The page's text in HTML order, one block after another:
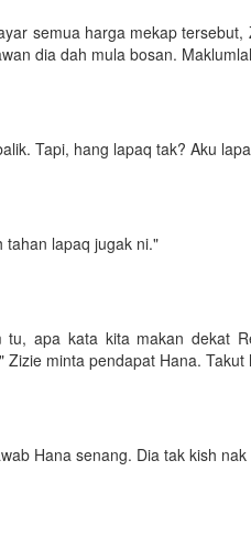
semua harga mekap
dia dah mula bosan.
Tapi, hang lapaq tak? Aku
tahan lapaq jugak ni."
tu, apa kata kita makan dekat
Zizie minta pendapat Hana.
Hana senang. Dia tak kish